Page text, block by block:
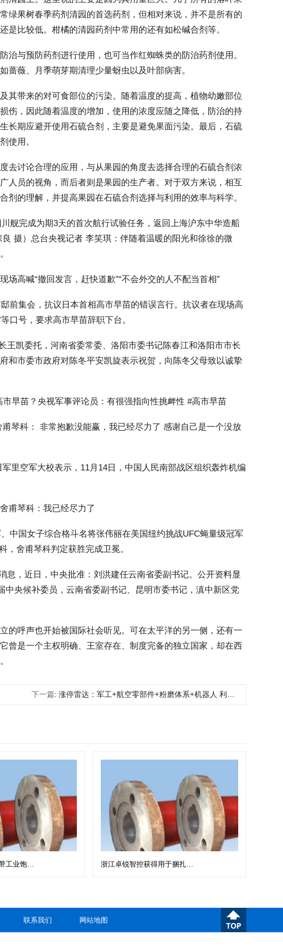
绿果树春季药剂清园的首选药剂，但相对来说，并不是所有的
比较低。柑橘的清园药剂中常用的还有如松碱合剂等。
与预防药剂进行使用，也可当作红蜘蛛类的防治药剂使用。
蔷薇、月季萌芽期清理少量蚜虫以及叶部病害。
带来的对可食部位的污染。随着温度的提高，植物幼嫩部位
伤，因此随着温度的增加，使用的浓度应随之降低，防治的持
长期应避开使用石硫合剂，主要是避免果面污染。最后，石硫
使用。
讨论合理的应用，与从果园的角度去选择合理的石硫合剂浓
人员的视角，而后者则是果园的生产者。对于双方来说，相互
的理解，并提高果园在石硫合剂选择与利用的效率与科学。
完成为期3天的首次航行试验任务，返回上海沪东中华造船
摄）总台央视记者 李笑琪：伴随着温暖的阳光和徐徐的微
高喊“撤回发言，赶快道歉”“不会外交的人不配当首相”
集会，抗议日本首相高市早苗的错误言行。抗议者在现场高
口号，要求高市早苗辞职下台。
凯委托，河南省委常委、洛阳市委书记陈春江和洛阳市市长
和市委市政府对陈冬平安凯旋表示祝贺，向陈冬父母致以诚挚
苗？央视军事评论员：有很强指向性挑衅性 #高市早苗
科： 非常抱歉没能赢，我已经尽力了 感谢自己是一个没放
空军大校表示，11月14日，中国人民南部战区组织轰炸机编
甫琴科：我已经尽力了
国女子综合格斗名将张伟丽在美国纽约挑战UFC蝇量级冠军
，舍甫琴科判定获胜完成卫冕。
，近日，中央批准：刘洪建任云南省委副书记。公开资料显
央候补委员，云南省委副书记、昆明市委书记，滇中新区党
呼声也开始被国际社会听见。可在太平洋的另一侧，还有一
曾是一个主权明确、王室存在、制度完备的独立国家，却在西
下一篇: 涨停雷达：军工+航空零部件+粉磨体系+机器人 利君股份触及涨停
联系我们 网站地图